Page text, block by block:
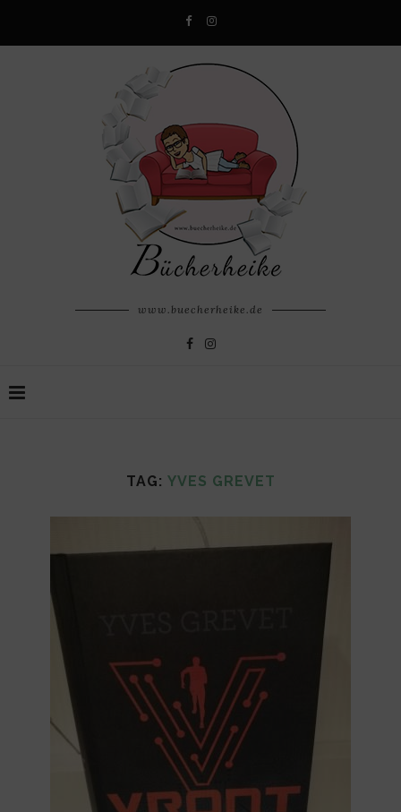
www.buecherheike.de
TAG: YVES GREVET